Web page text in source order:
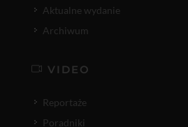
Aktualne wydanie
Archiwum
VIDEO
Reportaże
Poradniki